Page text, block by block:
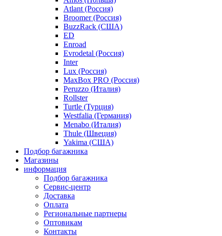
Atlant (Россия)
Broomer (Россия)
BuzzRack (США)
ED
Enroad
Evrodetal (Россия)
Inter
Lux (Россия)
MaxBox PRO (Россия)
Peruzzo (Италия)
Rollster
Turtle (Турция)
Westfalia (Германия)
Menabo (Италия)
Thule (Швеция)
Yakima (США)
Подбор багажника
Магазины
информация
Подбор багажника
Сервис-центр
Доставка
Оплата
Региональные партнеры
Оптовикам
Контакты